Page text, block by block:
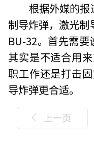
根据外媒的报
制导炸弹，激光制
BU-32。首先需要
其实是不适合用
职工作还是打击
导炸弹更合适。
上一页